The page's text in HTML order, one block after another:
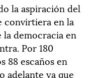
la aspiración del
convirtiera en la
democracia en
Por 180
88 escaños en
adelante ya que